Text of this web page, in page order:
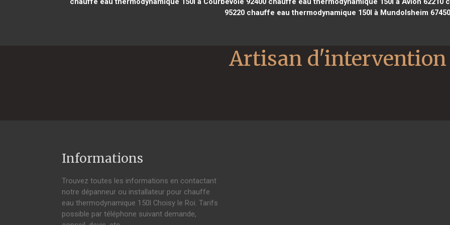
95220 chauffe eau thermodynamique 150l à Mundolsheim 67450
Informations
Trouvez toutes les informations en contactant
notre dépanneur ou installateur pour chauffe
eau thermodynamique 150l Choisy le Roi. Tarifs
possible par téléphone suivant demande,
Artisan d'intervention